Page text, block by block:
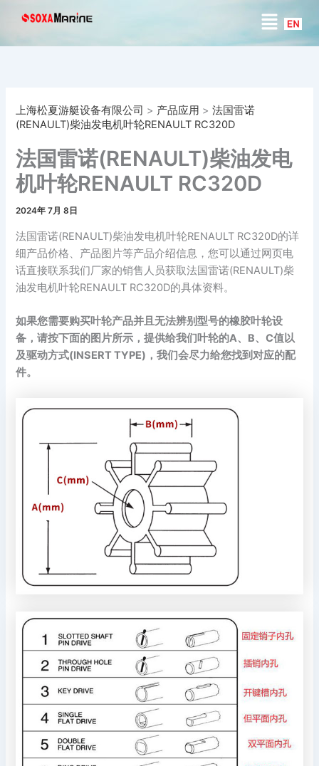
菜
单
上海松夏游艇设备有限公司 > 产品应用 >法国雷诺
(RENAULT)柴油发电机叶轮RENAULT RC320D
法国雷诺(RENAULT)柴油发电
机叶轮RENAULT RC320D
2024年 7月 8日
法国雷诺(RENAULT)柴油发电机叶轮RENAULT RC320D的详
细产品价格、产品图片等产品介绍信息，您可以通过网页电
话直接联系我们厂家的销售人员获取法国雷诺(RENAULT)柴
油发电机叶轮RENAULT RC320D的具体资料。
如果您需要购买叶轮产品并且无法辨别型号的橡胶叶轮设
备，请按下面的图片所示，提供给我们叶轮的A、B、C值以
及驱动方式(INSERT TYPE)，我们会尽力给您找到对应的配
件。
索